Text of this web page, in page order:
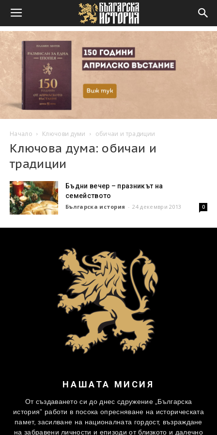
Начало Ключови думи обичаи и традиции
Ключова дума: обичаи и
традиции
Бъдни вечер – празникът на
семейството
Българска история - 24 декември 2013 0
НАШАТА МИСИЯ
От създаването си до днес сдружение „Българска
история” работи в посока опресняване на историческата
памет, засилване на националната гордост, възраждане
на забравени личности и епизоди от близкото и далечно